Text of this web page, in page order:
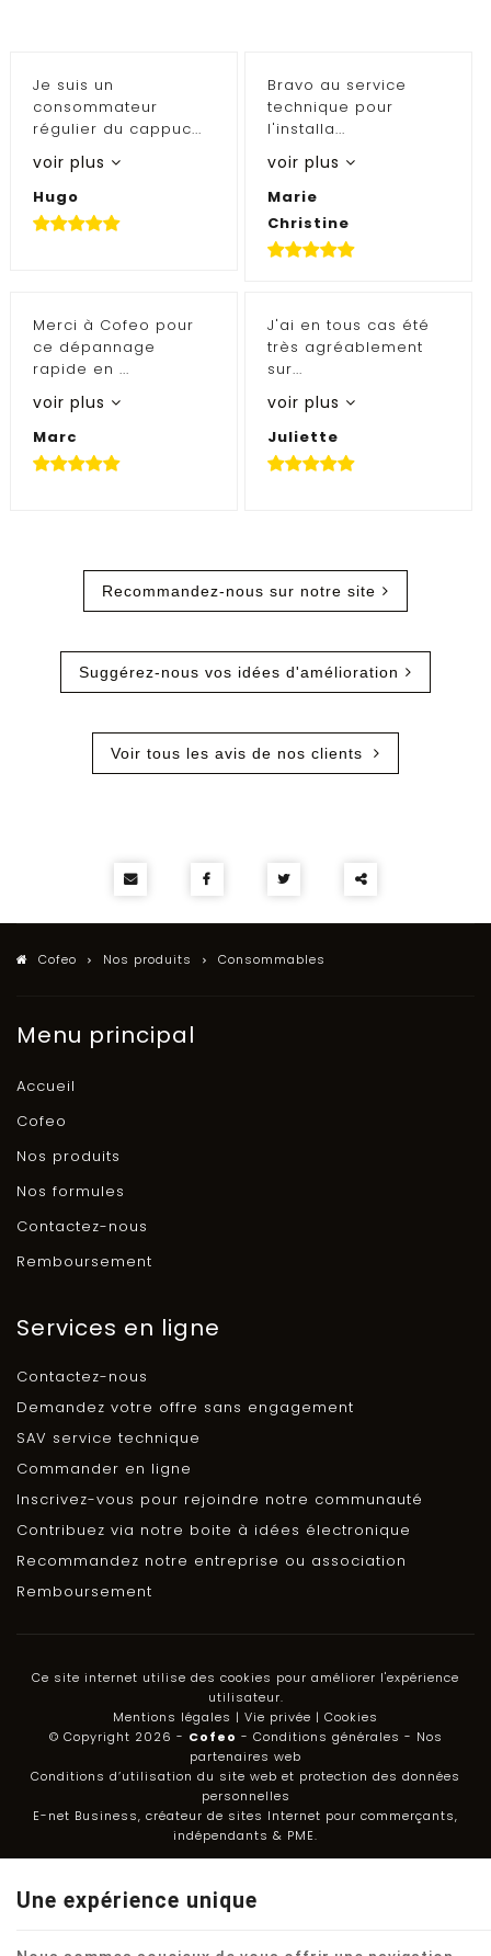
Je suis un
consommateur
régulier du cappuc...
voir plus
Hugo
Bravo au service
technique pour
l'installa...
voir plus
Marie
Christine
Merci à Cofeo pour
ce dépannage
rapide en ...
voir plus
Marc
J'ai en tous cas été
très agréablement
sur...
voir plus
Juliette
Recommandez-nous sur notre site
Suggérez-nous vos idées d'amélioration
Voir tous les avis de nos clients
Cofeo Nos produits Consommables
Menu principal
Accueil
Cofeo
Nos produits
Nos formules
Contactez-nous
Remboursement
Services en ligne
Contactez-nous
Demandez votre offre sans engagement
SAV service technique
Commander en ligne
Inscrivez-vous pour rejoindre notre communauté
Contribuez via notre boite à idées électronique
Recommandez notre entreprise ou association
Remboursement
Ce site internet utilise des cookies pour améliorer l'expérience
utilisateur.
Mentions légales | Vie privée | Cookies
© Copyright 2026 - Cofeo - Conditions générales - Nos
partenaires web
Conditions d’utilisation du site web et protection des données
personnelles
E-net Business, créateur de sites Internet pour commerçants,
indépendants & PME.
Une expérience unique